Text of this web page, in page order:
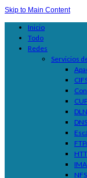
Skip to Main Content
Inicio
Todo
Redes
Servicios
DNS
NFS